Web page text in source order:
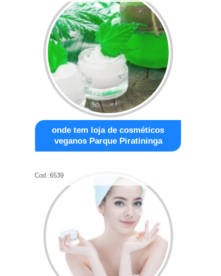
onde tem loja de cosméticos
veganos Parque Piratininga
Cod.:6539